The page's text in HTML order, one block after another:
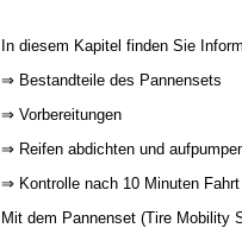
In diesem Kapitel finden Sie
⇒ Bestandteile des Pannensets
⇒ Vorbereitungen
⇒ Reifen abdichten und
⇒ Kontrolle nach 10 Minuten Fahrt
Mit dem Pannenset (Tire Mobility